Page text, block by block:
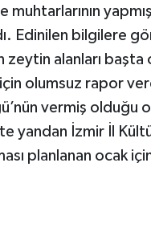
Edinilen bilgilere
alanları başta
olumsuz rapor
vermiş olduğu
yandan İzmir İl
planlanan ocak